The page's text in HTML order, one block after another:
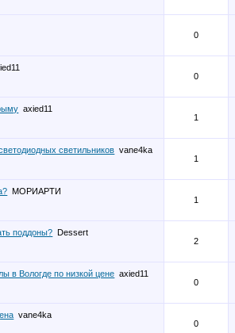
0
0
axied11
1
светильников vane4ka
1
МОРИАРТИ
1
поддоны?
Dessert
2
в Вологде по низкой цене axied11
0
vane4ka
0